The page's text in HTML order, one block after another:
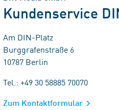
Kundenservice
Am DIN-Platz
Burggrafenstraße 6
10787 Berlin
Tel.: +49 30 58885 70070
Zum Kontaktformular